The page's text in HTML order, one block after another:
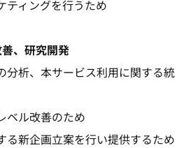
ティングを行うため
、研究開発
分析、本サービス利用に関する統
ベル改善のため
る新企画立案を行い提供するため